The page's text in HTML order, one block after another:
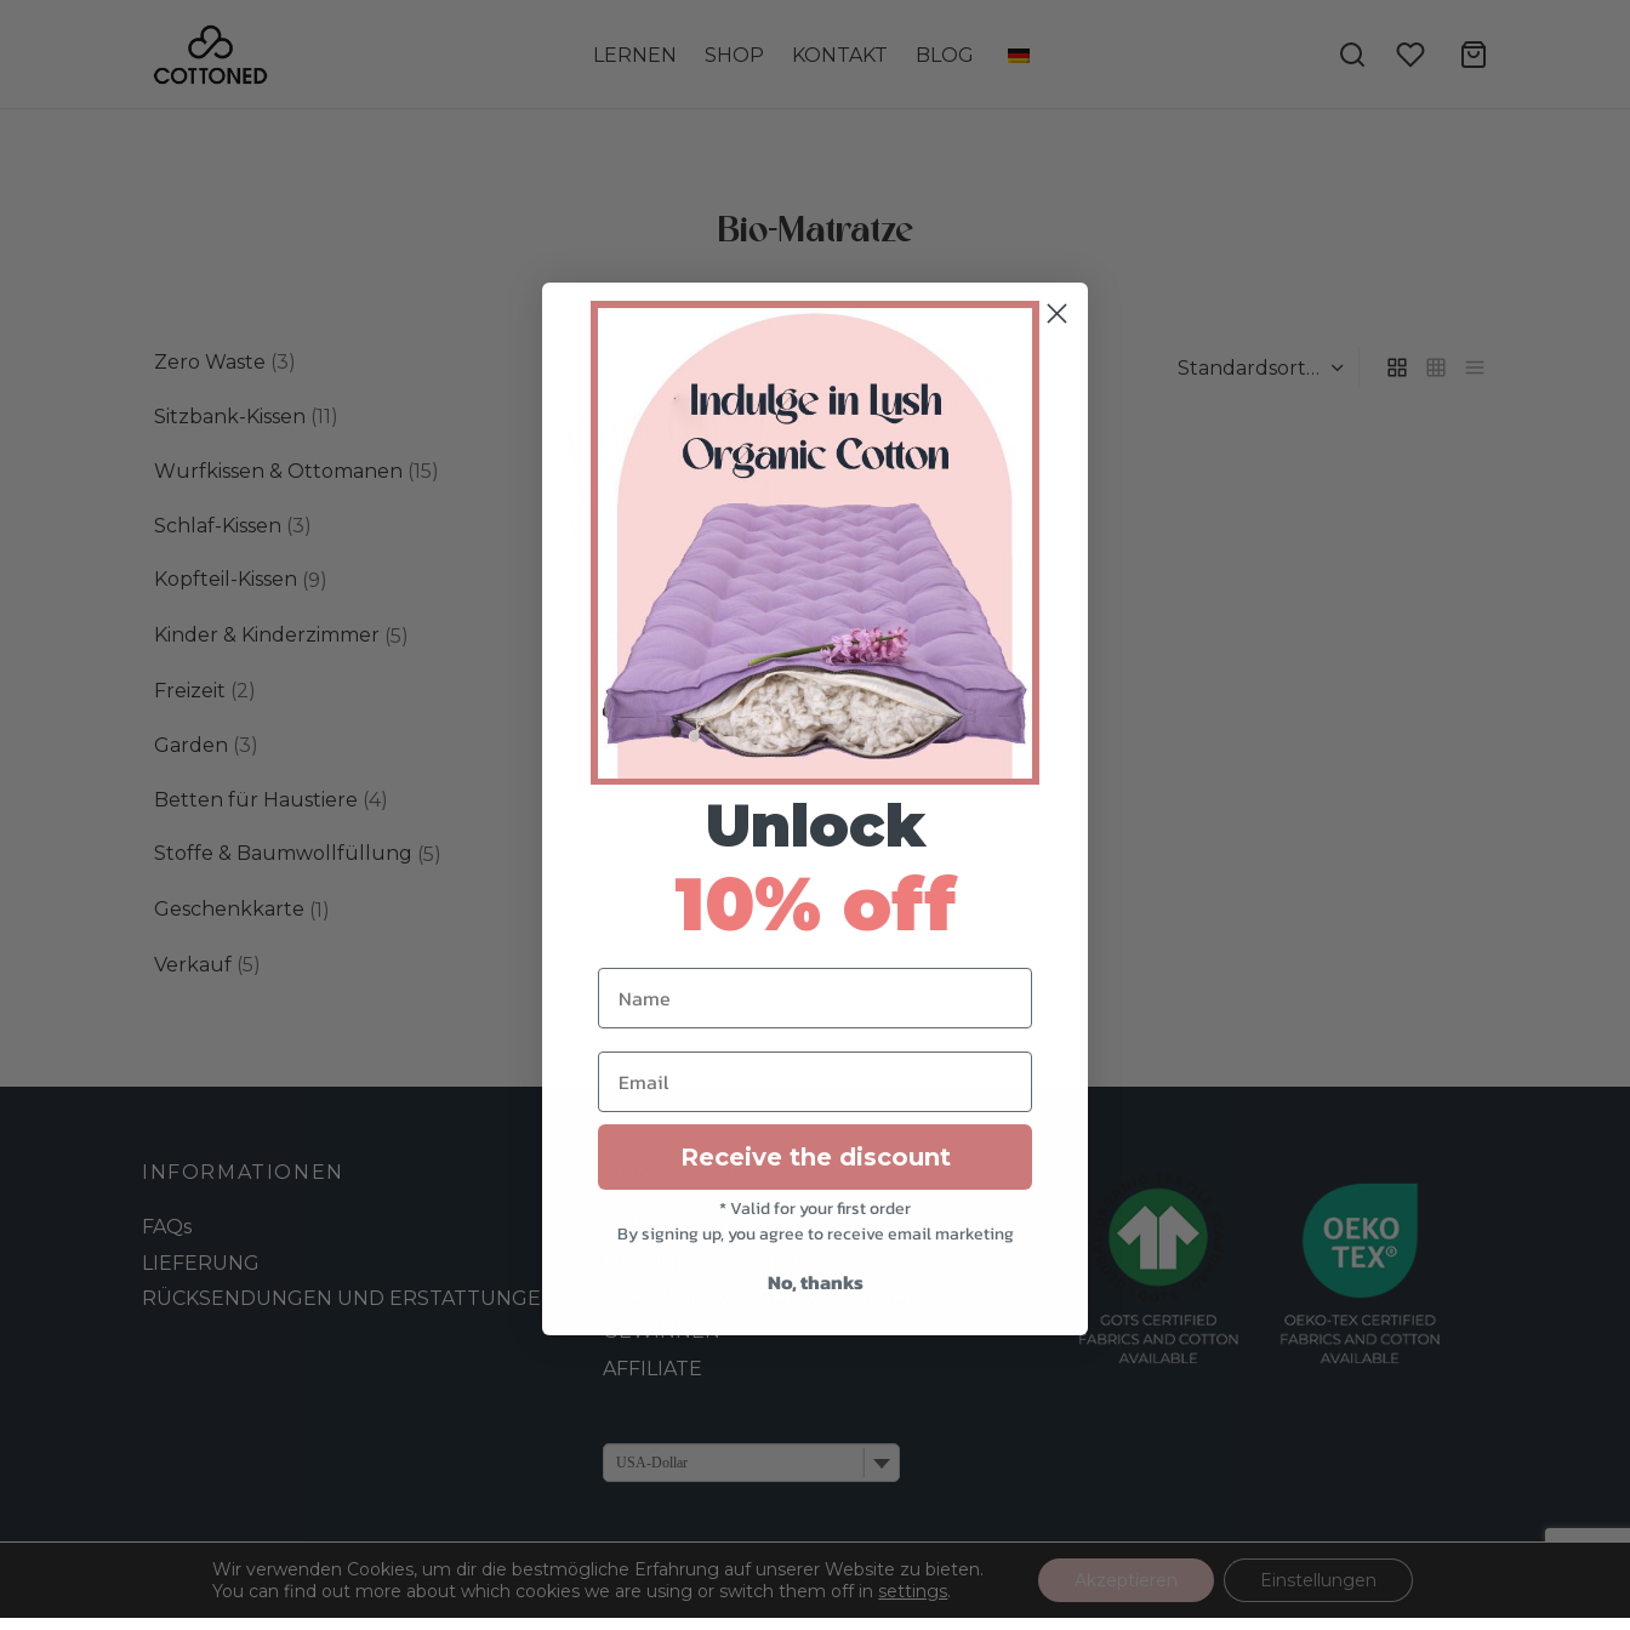
LERNEN SHOP KONTAKT BLOG
Bio-Matratze
Zero Waste 33
Sitzbank-Kissen 1111
Wurfkissen & Ottomanen 1515
Schlaf-Kissen 33
Kopfteil-Kissen 99
Kinder & Kinderzimmer 55
Freizeit 22
Garden 33
Betten für Haustiere 44
Stoffe & Baumwollfüllung 55
Geschenkkarte 11
Verkauf 55
/Produkte verschlagwortet mit
„organic mattress“
Maßgeschneiderte
Bio-Baumwoll-
Kinderbettmatratze
Preise von $360
INFORMATIONEN
FAQs
LIEFERUNG
RÜCKSENDUNGEN UND ERSTATTUNGEN
KONTAKT US
KUNDENBETREUUNG
FREUNDE WERBEN & PRÄMIEN
GEWINNEN
AFFILIATE
USA-Dollar
2026. All rights reserved.
Wir verwenden Cookies, um dir die bestmögliche Erfahrung auf unserer Website zu bieten.
You can find out more about which cookies we are using or switch them off in settings. Einstellungen
Unlock
10% off
Name
Email
Receive the discount
* Valid for your first order
By signing up, you agree to receive email marketing
No, thanks